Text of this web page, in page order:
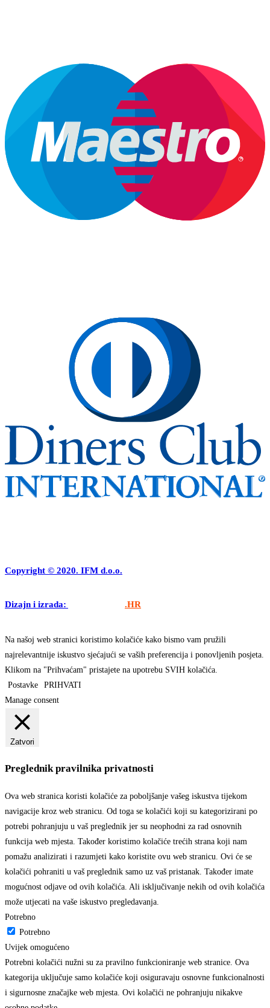
Copyright © 2020. IFM d.o.o.
Dizajn i izrada: .HR
Na našoj web stranici koristimo kolačiće kako bismo vam pružili
najrelevantnije iskustvo sjećajući se vaših preferencija i ponovljenih posjeta.
Klikom na "Prihvaćam" pristajete na upotrebu SVIH kolačića.
Postavke
PRIHVATI
Manage consent
Zatvori
Preglednik pravilnika privatnosti
Ova web stranica koristi kolačiće za poboljšanje vašeg iskustva tijekom
navigacije kroz web stranicu. Od toga se kolačići koji su kategorizirani po
potrebi pohranjuju u vaš preglednik jer su neophodni za rad osnovnih
funkcija web mjesta. Također koristimo kolačiće trećih strana koji nam
pomažu analizirati i razumjeti kako koristite ovu web stranicu. Ovi će se
kolačići pohraniti u vaš preglednik samo uz vaš pristanak. Također imate
mogućnost odjave od ovih kolačića. Ali isključivanje nekih od ovih kolačića
može utjecati na vaše iskustvo pregledavanja.
Potrebno
Potrebno
Uvijek omogućeno
Potrebni kolačići nužni su za pravilno funkcioniranje web stranice. Ova
kategorija uključuje samo kolačiće koji osiguravaju osnovne funkcionalnosti
i sigurnosne značajke web mjesta. Ovi kolačići ne pohranjuju nikakve